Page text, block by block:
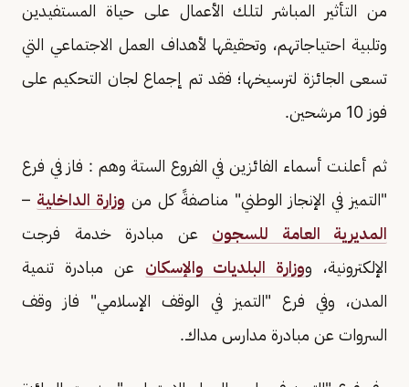
من التأثير المباشر لتلك الأعمال على حياة المستفيدين
وتلبية احتياجاتهم، وتحقيقها لأهداف العمل الاجتماعي التي
تسعى الجائزة لترسيخها؛ فقد تم إجماع لجان التحكيم على
فوز 10 مرشحين.
ثم أعلنت أسماء الفائزين في الفروع الستة وهم : فاز في فرع
"التميز في الإنجاز الوطني" مناصفةً كل من وزارة الداخلية –
المديرية العامة للسجون عن مبادرة خدمة فرجت
الإلكترونية، ووزارة البلديات والإسكان عن مبادرة تنمية
المدن، وفي فرع "التميز في الوقف الإسلامي" فاز وقف
السروات عن مبادرة مدارس مداك.